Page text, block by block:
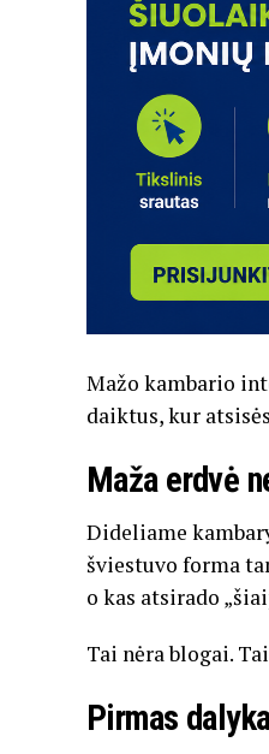
Mažo kambario
daiktus, kur
Maža erdvė
Dideliame
šviestuvo forma
o kas atsirado
Tai nėra blogai.
Pirmas